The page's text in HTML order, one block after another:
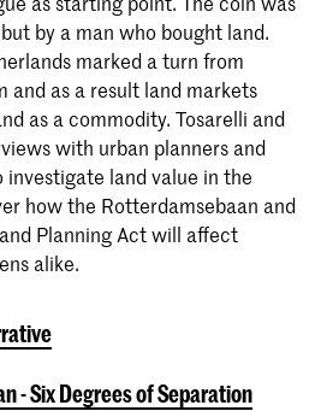
- Six
Narrative
is een twee jaar
die
combineert met
processen
maken naar
by a man who bought land.
marked a turn from
and as a result land markets
as a commodity. Tosarelli and
with urban planners and
land value in the
how the Rotterdamsebaan and
Planning Act will affect
alike.
- Six Degrees of Separation